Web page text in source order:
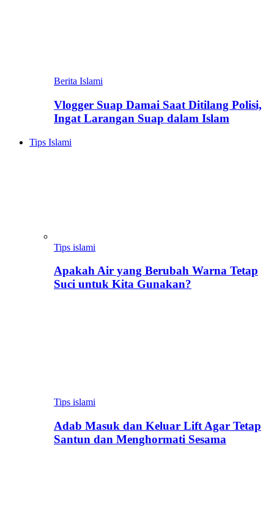
Berita Islami
Vlogger Suap Damai Saat Ditilang Polisi,
Ingat Larangan Suap dalam Islam
Tips Islami
Tips islami
Apakah Air yang Berubah Warna Tetap
Suci untuk Kita Gunakan?
Tips islami
Adab Masuk dan Keluar Lift Agar Tetap
Santun dan Menghormati Sesama